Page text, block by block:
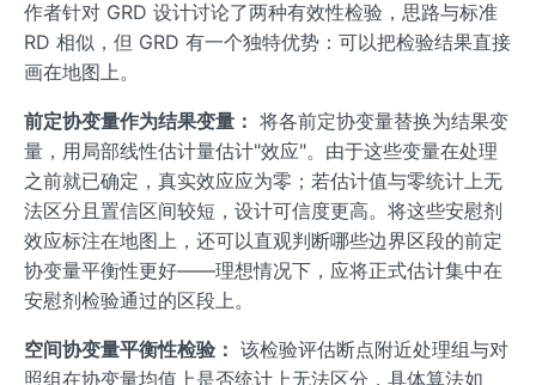
作者针对 GRD 设计讨论了两种有效性检验，思路与标准
RD 相似，但 GRD 有一个独特优势：可以把检验结果直接
画在地图上。
前定协变量作为结果变量： 将各前定协变量替换为结果变
量，用局部线性估计量估计"效应"。由于这些变量在处理
之前就已确定，真实效应应为零；若估计值与零统计上无
法区分且置信区间较短，设计可信度更高。将这些安慰剂
效应标注在地图上，还可以直观判断哪些边界区段的前定
协变量平衡性更好——理想情况下，应将正式估计集中在
安慰剂检验通过的区段上。
空间协变量平衡性检验： 该检验评估断点附近处理组与对
照组在协变量均值上是否统计上无法区分，具体算法如